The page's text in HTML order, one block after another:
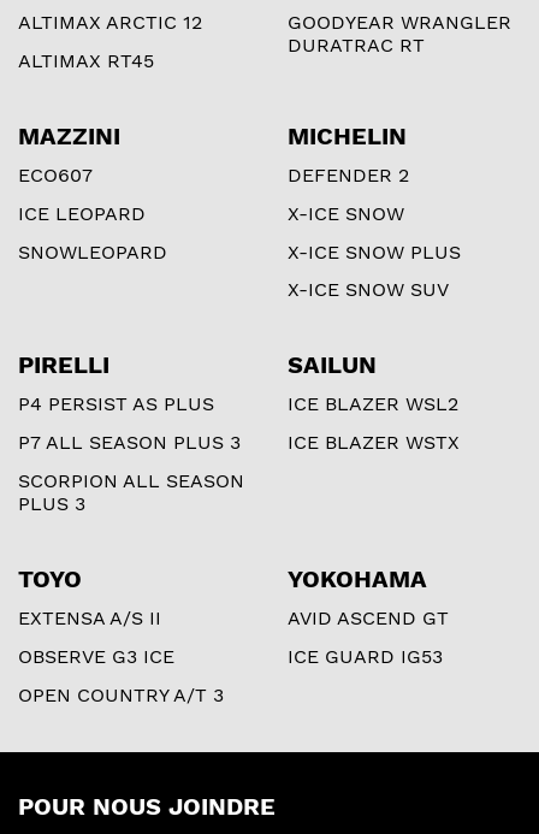
ALTIMAX ARCTIC 12
ALTIMAX RT45
GOODYEAR WRANGLER
DURATRAC RT
MAZZINI
ECO607
ICE LEOPARD
SNOWLEOPARD
MICHELIN
DEFENDER 2
X-ICE SNOW
X-ICE SNOW PLUS
X-ICE SNOW SUV
PIRELLI
P4 PERSIST AS PLUS
P7 ALL SEASON PLUS 3
SCORPION ALL SEASON
PLUS 3
SAILUN
ICE BLAZER WSL2
ICE BLAZER WSTX
TOYO
EXTENSA A/S II
OBSERVE G3 ICE
OPEN COUNTRY A/T 3
YOKOHAMA
AVID ASCEND GT
ICE GUARD IG53
POUR NOUS JOINDRE